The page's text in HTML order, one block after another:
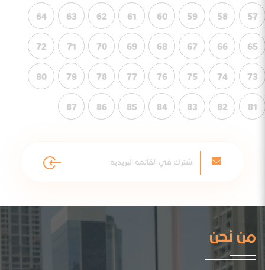
57
58
59
60
61
62
63
64
65
66
67
68
69
70
71
72
73
74
75
76
77
78
79
80
81
82
83
84
85
86
87
من نحن